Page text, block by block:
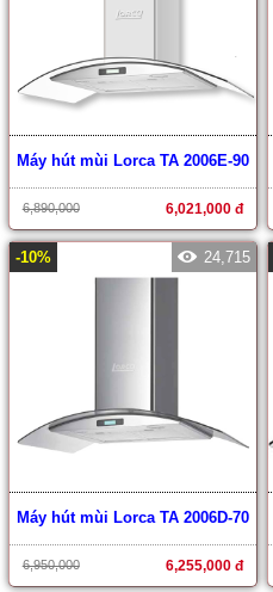
Máy hút mùi Lorca TA 2006E-90
6,890,000 6,021,000 đ
-10% 24,715
Máy hút mùi Lorca TA 2006D-70
6,950,000 6,255,000 đ